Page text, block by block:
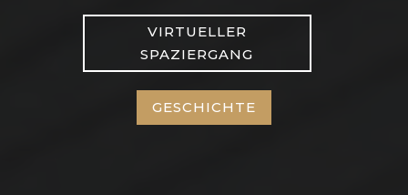
VIRTUELLER
SPAZIERGANG
GESCHICHTE